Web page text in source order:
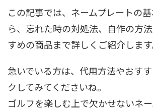
この記事では、ネームプレートの
ら、忘れた時の対処法、自作の方
すめの商品まで詳しくご紹介します
急いでいる方は、代用方法やおす
クしてみてくださいね。
ゴルフを楽しむ上で欠かせないネ